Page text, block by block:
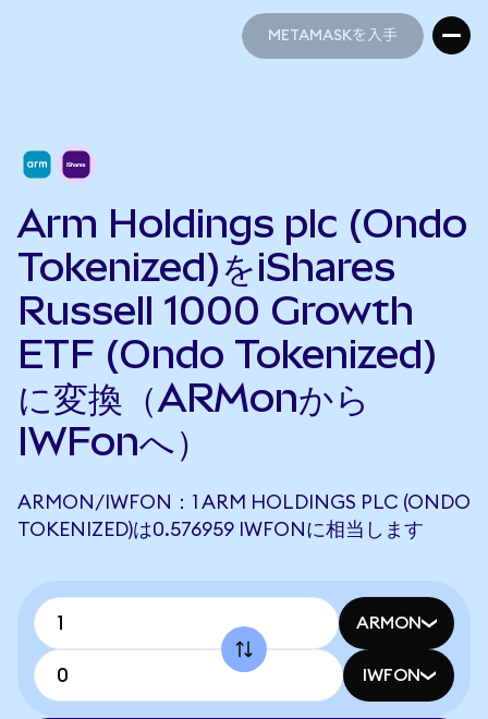
METAMASKを入手
Arm Holdings plc (Ondo
Tokenized)をiShares
Russell 1000 Growth
ETF (Ondo Tokenized)
に変換（ARMonから
IWFonへ）
ARMON/IWFON：1 ARM HOLDINGS PLC (ONDO
TOKENIZED)は0.576959 IWFONに相当します
ARMON
IWFON